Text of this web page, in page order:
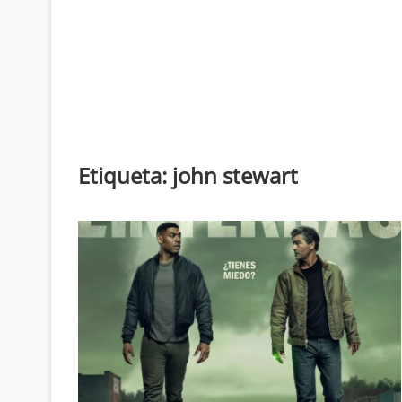
Etiqueta: john stewart